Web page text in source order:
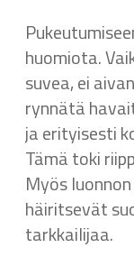
huomiota.
suvea, ei
rynnätä
ja erityisesti
Tämä toki
Myös
häiritsevät
tarkkailijaa.